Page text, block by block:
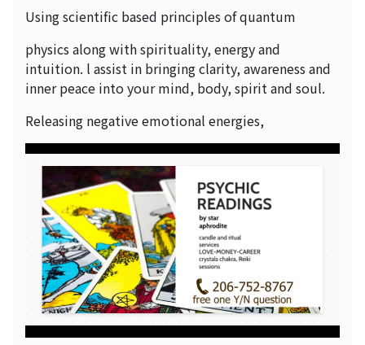
Using scientific based principles of quantum
physics along with spirituality, energy and
intuition. l assist in bringing clarity, awareness and
inner peace into your mind, body, spirit and soul.
Releasing negative emotional energies,